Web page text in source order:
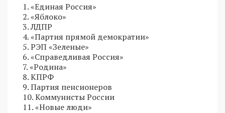
1. «Единая Россия»
2. «Яблоко»
3. ЛДПР
4. «Партия прямой демократии»
5. РЭП «Зеленые»
6. «Справедливая Россия»
7. «Родина»
8. КПРФ
9. Партия пенсионеров
10. Коммунисты России
11. «Новые люди»